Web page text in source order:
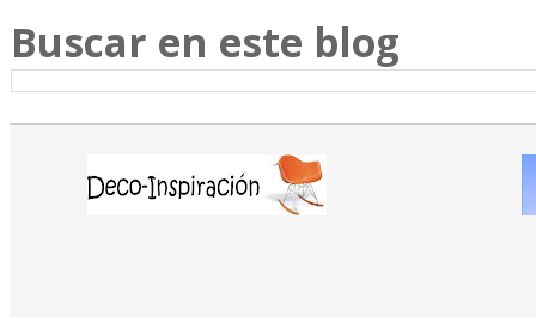
Buscar en este blog